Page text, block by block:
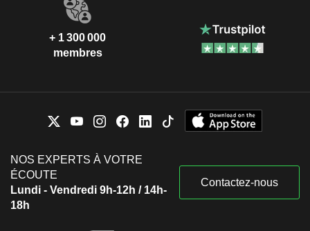
+ 1 300 000
membres
NOS EXPERTS À VOTRE
ÉCOUTE
Lundi - Vendredi 9h-12h / 14h-
18h
Contactez-nous